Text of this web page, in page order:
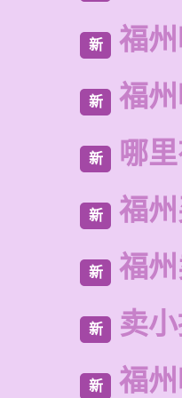
新 福
新 福
新 哪
新 福
新 福
新 卖
新 福